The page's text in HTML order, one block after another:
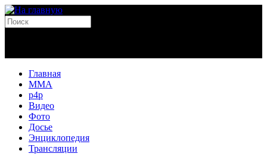
Главная
MMA
p4p
Видео
Фото
Досье
Энциклопедия
Трансляции